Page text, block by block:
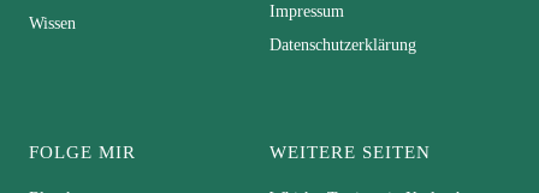
Wissen
Impressum
Datenschutzerklärung
FOLGE MIR WEITERE SEITEN